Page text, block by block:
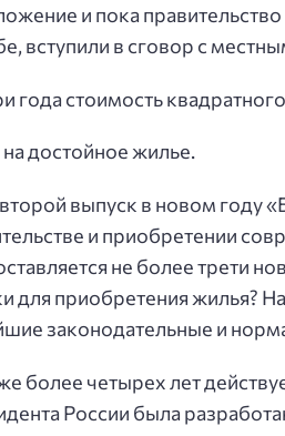
и пока
вступили в сговор с
года стоимость
достойное жилье.
выпуск в новом году
и приобретении
не более трети
для приобретения жилья?
законодательные и
более четырех лет
России была